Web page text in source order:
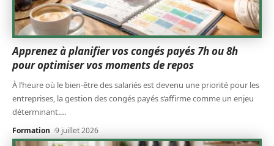
Apprenez à planifier vos congés payés 7h ou 8h
pour optimiser vos moments de repos
À l’heure où le bien-être des salariés est devenu une priorité pour les
entreprises, la gestion des congés payés s’affirme comme un enjeu
déterminant.…
Formation 9 juillet 2026